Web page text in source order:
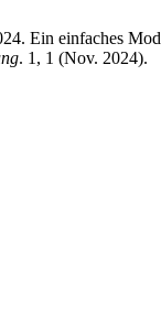
Ein einfaches
. 1, 1 (Nov. 2024).